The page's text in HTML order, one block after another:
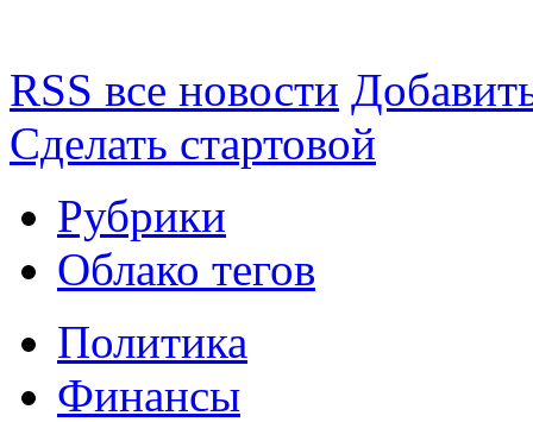
RSS все новости
Сделать стартовой
Рубрики
Облако тегов
Политика
Финансы